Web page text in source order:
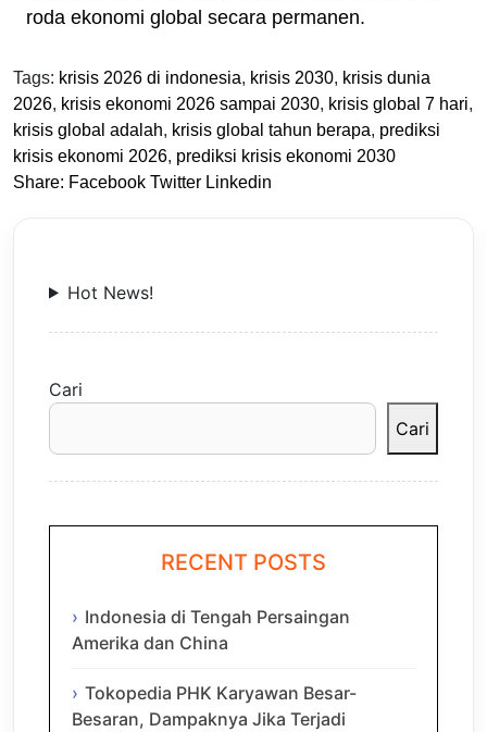
roda ekonomi global secara permanen.
Tags: krisis 2026 di indonesia, krisis 2030, krisis dunia
2026, krisis ekonomi 2026 sampai 2030, krisis global 7 hari,
krisis global adalah, krisis global tahun berapa, prediksi
krisis ekonomi 2026, prediksi krisis ekonomi 2030
Share: Facebook Twitter Linkedin
Hot News!
Cari
Cari
RECENT POSTS
Indonesia di Tengah Persaingan
Amerika dan China
Tokopedia PHK Karyawan Besar-
Besaran, Dampaknya Jika Terjadi